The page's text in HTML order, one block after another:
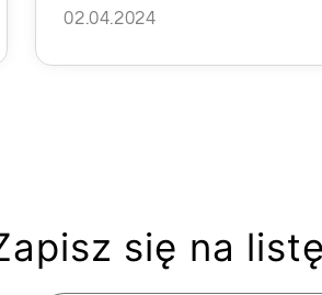
02.04.2024
się na